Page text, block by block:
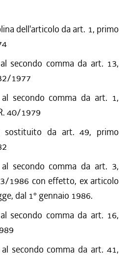
dell'articolo da art. 1, primo
secondo comma da art. 13,
1977
secondo comma da art. 1,
40/1979
sostituito da art. 49, primo
secondo comma da art. 3,
1986 con effetto, ex articolo
dal 1° gennaio 1986.
secondo comma da art. 16,
al secondo comma da art. 41,